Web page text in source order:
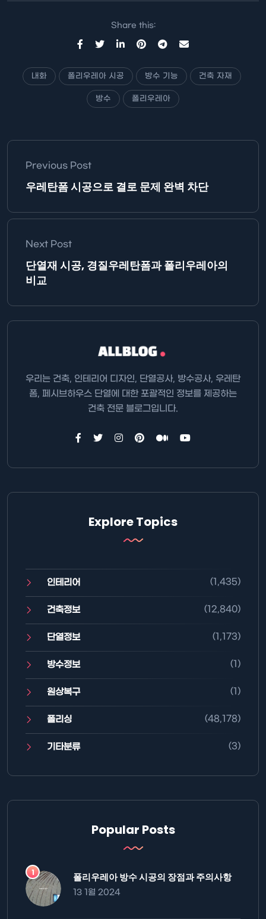
Share this:
내화 폴리우레아 시공 방수 기능 건축 자재
방수 폴리우레아
Previous Post
우레탄폼 시공으로 결로 문제 완벽 차단
Next Post
단열재 시공, 경질우레탄폼과 폴리우레아의
비교
우리는 건축, 인테리어 디자인, 단열공사, 방수공사, 우레탄
폼, 페시브하우스 단열에 대한 포괄적인 정보를 제공하는
건축 전문 블로그입니다.
Explore Topics
인테리어 (1,435)
건축정보 (12,840)
단열정보 (1,173)
방수정보 (1)
원상복구 (1)
폴리싱 (48,178)
기타분류 (3)
Popular Posts
폴리우레아 방수 시공의 장점과 주의사항
13 1월 2024